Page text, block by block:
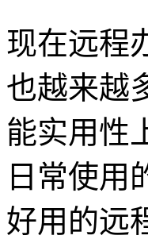
现在远程
也越来越
能实用性
日常使用
好用的远